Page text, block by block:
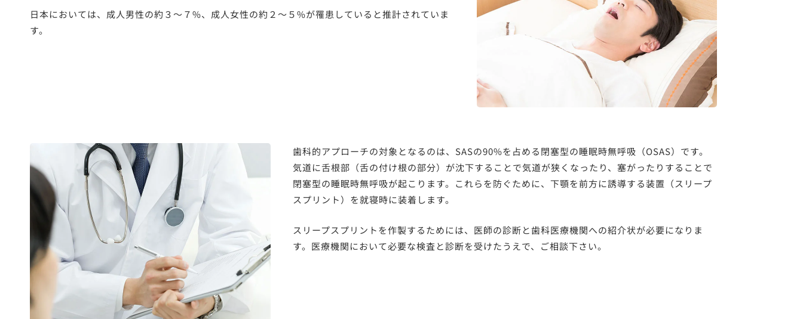
日本においては、成人男性の約３〜７%、成人女性の約２〜５%が罹患していると推計されていま
す。
歯科的アプローチの対象となるのは、SASの90%を占める閉塞型の睡眠時無呼吸（OSAS）です。
気道に舌根部（舌の付け根の部分）が沈下することで気道が狭くなったり、塞がったりすることで
閉塞型の睡眠時無呼吸が起こります。これらを防ぐために、下顎を前方に誘導する装置（スリープ
スプリント）を就寝時に装着します。
スリープスプリントを作製するためには、医師の診断と歯科医療機関への紹介状が必要になりま
す。医療機関において必要な検査と診断を受けたうえで、ご相談下さい。